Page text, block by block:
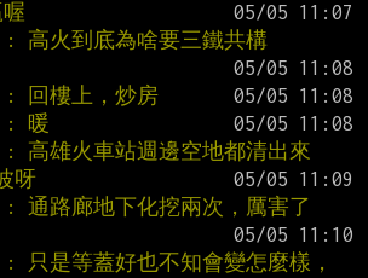
: 高火到底為啥要三鐵共構
: 回樓上，炒房
: 暖
: 高雄火車站週邊空地都清出來
呀
: 通路廊地下化挖兩次，厲害了
: 只是等蓋好也不知會變怎麼樣，